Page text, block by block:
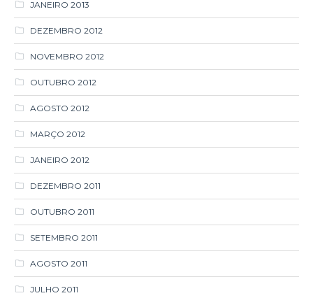
OUTUBRO 2012
AGOSTO 2012
MARÇO 2012
JANEIRO 2012
DEZEMBRO 2011
OUTUBRO 2011
SETEMBRO 2011
AGOSTO 2011
JULHO 2011
JUNHO 2011
MAIO 2011
MARÇO 2011